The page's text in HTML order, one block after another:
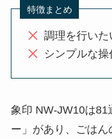
特徴まとめ
調理を行いた
シンプルな操
象印 NW-JW10は81
ー」があり、ごは